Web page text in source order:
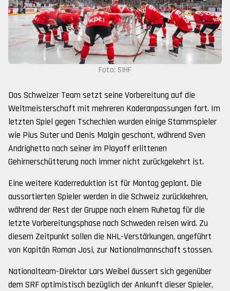
Foto: SIHF
Das Schweizer Team setzt seine Vorbereitung auf die
Weltmeisterschaft mit mehreren Kaderanpassungen fort. Im
letzten Spiel gegen Tschechien wurden einige Stammspieler
wie Pius Suter und Denis Malgin geschont, während Sven
Andrighetto nach seiner im Playoff erlittenen
Gehirnerschütterung noch immer nicht zurückgekehrt ist.
Eine weitere Kaderreduktion ist für Montag geplant. Die
aussortierten Spieler werden in die Schweiz zurückkehren,
während der Rest der Gruppe nach einem Ruhetag für die
letzte Vorbereitungsphase nach Schweden reisen wird. Zu
diesem Zeitpunkt sollen die NHL-Verstärkungen, angeführt
von Kapitän Roman Josi, zur Nationalmannschaft stossen.
Nationalteam-Direktor Lars Weibel äussert sich gegenüber
dem SRF optimistisch bezüglich der Ankunft dieser Spieler,